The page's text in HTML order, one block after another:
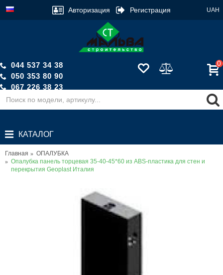
UAH
Авторизация Регистрация
044 537 34 38
050 353 80 90
067 226 38 23
Обратный звонок
0
КАТАЛОГ
Главная
ОПАЛУБКА
Опалубка панель торцевая 35-40-45*60 из ABS-пластика для стен и
перекрытия Geoplast Италия